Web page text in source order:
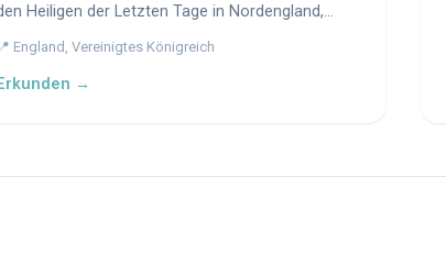
Heiligen der Letzten Tage in Nordengland,
📍 England, Vereinigtes Königreich
Erkunden →